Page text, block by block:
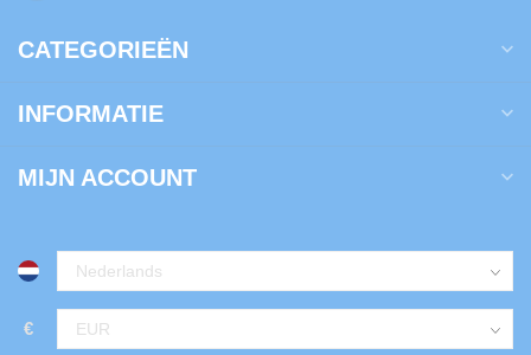
CATEGORIEËN
INFORMATIE
MIJN ACCOUNT
€